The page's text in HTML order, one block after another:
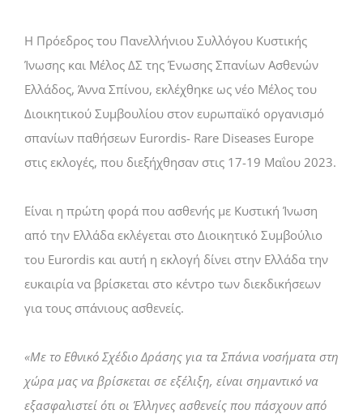
H Πρόεδρος του Πανελλήνιου Συλλόγου Κυστικής
Ίνωσης και Μέλος ΔΣ της Ένωσης Σπανίων Ασθενών
Ελλάδος, Άννα Σπίνου, εκλέχθηκε ως νέο Μέλος του
Διοικητικού Συμβουλίου στον ευρωπαϊκό οργανισμό
σπανίων παθήσεων Eurordis- Rare Diseases Europe
στις εκλογές, που διεξήχθησαν στις 17-19 Μαΐου 2023.
Είναι η πρώτη φορά που ασθενής με Κυστική Ίνωση
από την Ελλάδα εκλέγεται στο Διοικητικό Συμβούλιο
του Eurordis και αυτή η εκλογή δίνει στην Ελλάδα την
ευκαιρία να βρίσκεται στο κέντρο των διεκδικήσεων
για τους σπάνιους ασθενείς.
«Με το Εθνικό Σχέδιο Δράσης για τα Σπάνια νοσήματα στη
χώρα μας να βρίσκεται σε εξέλιξη, είναι σημαντικό να
εξασφαλιστεί ότι οι Έλληνες ασθενείς που πάσχουν από